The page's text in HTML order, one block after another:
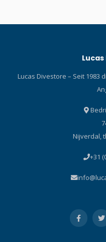
Lucas Divestore – Seit 1983
Nijverdal,
+31